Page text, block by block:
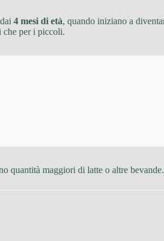
4 mesi di età, quando iniziano a
che per i piccoli.
quantità maggiori di latte o altre bevande.